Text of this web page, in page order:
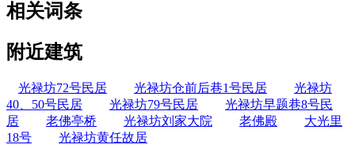
相关词条
附近建筑
光禄坊72号民居 光禄坊仓前后巷1号民居
光禄坊
40、50号民居
光禄坊79号民居
光禄坊早题巷8号民
居
老佛亭桥 光禄坊刘家大院 老佛殿
大光里
18号
光禄坊黄任故居